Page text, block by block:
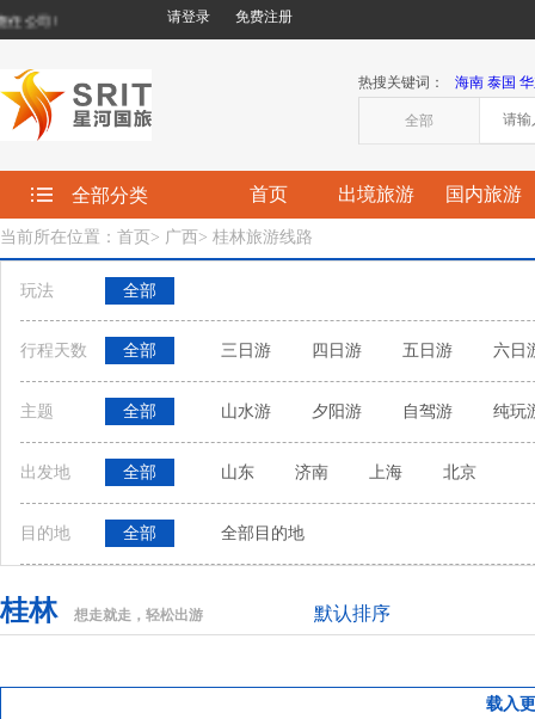
司! 请登录 免费注册
热搜关键词： 海南 泰国
全部
全部分类 首页 出境旅游 国内旅游
当前所在位置：首页 > 广西 > 桂林旅游线路
玩法 全部
行程天数 全部 三日游 四日游 五日游 六日
主题 全部 山水游 夕阳游 自驾游 纯玩
出发地 全部 山东 济南 上海 北京
目的地 全部 全部目的地
桂林 想走就走，轻松出游 默认排序
载入